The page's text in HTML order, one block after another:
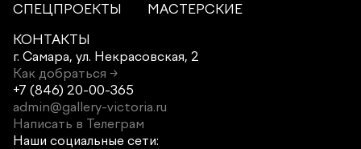
СПЕЦПРОЕКТЫ
МАСТЕРСКИЕ
КОНТАКТЫ
г. Самара, ул. Некрасовская, 2
Как добраться →
+7 (846) 20-00-365
admin@gallery-victoria.ru
Написать в Телеграм
Наши социальные сети: